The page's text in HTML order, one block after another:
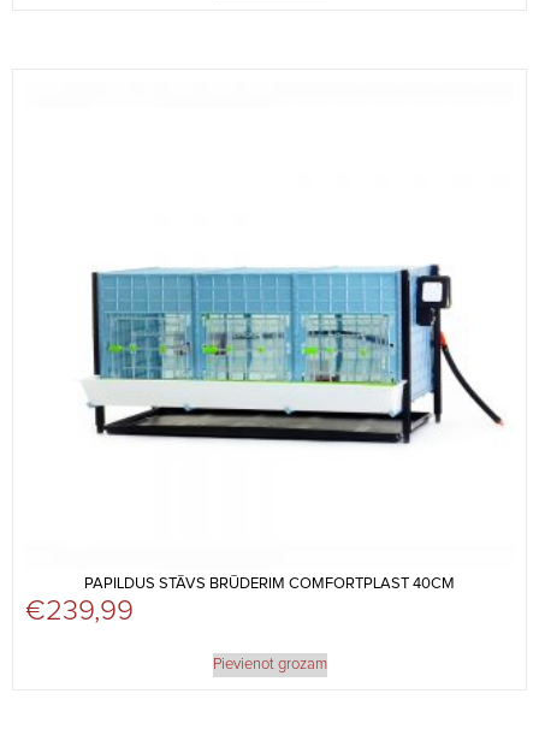
PAPILDUS STĀVS BRŪDERIM COMFORTPLAST 40CM
€239,99
Pievienot grozam